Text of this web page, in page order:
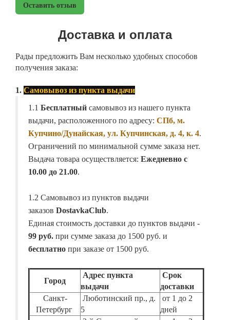
Оставить отзыв
Доставка и оплата
Рады предложить Вам несколько удобных способов
получения заказа:
1. Самовывоз из пункта выдачи
1.1 Бесплатный самовывоз из нашего пункта
выдачи, расположенного по адресу: СПб, м.
Купчино/Дунайская, ул. Купчинская, д. 4, к. 4.
Ограничений по минимальной сумме заказа нет.
Выдача товара осуществляется: Ежедневно с
10.00 до 21.00.
1.2 Самовывоз из пунктов выдачи
заказов DostavkaClub.
Единая стоимость доставки до пунктов выдачи -
99 руб. при сумме заказа до 1500 руб. и
бесплатно при заказе от 1500 руб.
Город
Адрес пункта
выдачи
Срок
доставки
Санкт-
Петербург
Люботинский пр., д.
5
от 1 до 2
дней